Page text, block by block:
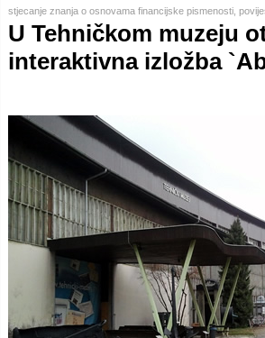
stjecanje znanja o osnovama financijske pismenosti,
U Tehničkom muzeju
interaktivna izložba